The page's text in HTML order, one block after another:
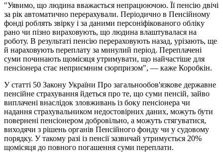
"Уявимо, що людина вважається непрацюючою. Її пенсію двічі
за рік автоматично перерахували. Періодично в Пенсійному
фонді роблять звірку і за даними персоніфікованого обліку
рано чи пізно вираховують, що людина влаштувалася на
роботу. В результаті пенсію перераховують назад, урізають, ще
й нараховують переплату за минулий період. Переплачені
суми починають щомісяця утримувати, що найчастіше для
пенсіонера стає неприємним сюрпризом", — каже Коробкін.
У статті 50 Закону України Про загальнообов'язкове державне
пенсійне страхування йдеться про те, що суми пенсій, зайво
виплачені внаслідок зловживань із боку пенсіонера чи
надання страхувальником недостовірних даних, можуть бути
повернені пенсіонером добровільно, а можуть стягуватися,
виходячи з рішень органів Пенсійного фонду чи у судовому
порядку. У такому разі із пенсії зазвичай утримується 20%
щомісяця до повного погашення суми переплати.